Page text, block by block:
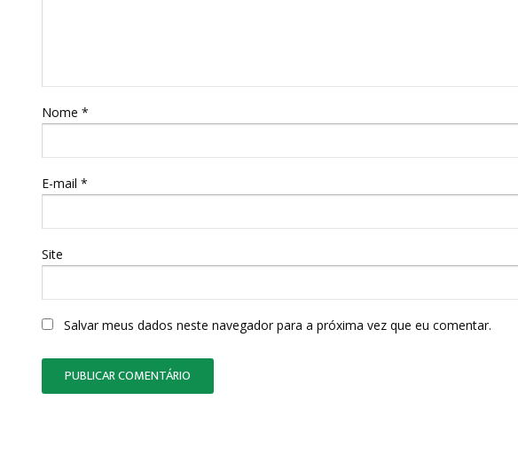
Nome *
E-mail *
Site
Salvar meus dados neste navegador para a próxima vez que eu comentar.